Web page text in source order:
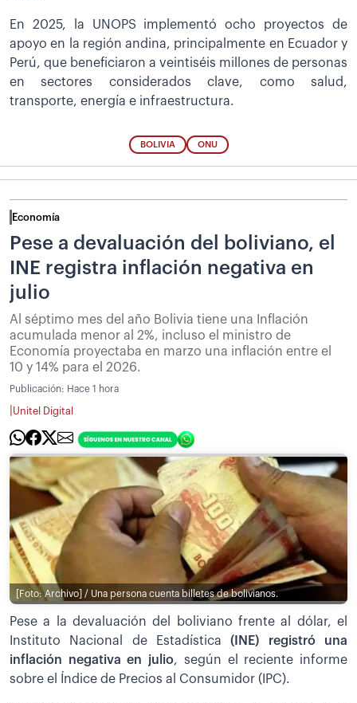
En 2025, la UNOPS implementó ocho proyectos de
apoyo en la región andina, principalmente en Ecuador y
Perú, que beneficiaron a veintiséis millones de personas
en sectores considerados clave, como salud,
transporte, energía e infraestructura.
BOLIVIA ONU
Economía
Pese a devaluación del boliviano, el
INE registra inflación negativa en
julio
Al séptimo mes del año Bolivia tiene una Inflación
acumulada menor al 2%, incluso el ministro de
Economía proyectaba en marzo una inflación entre el
10 y 14% para el 2026.
Publicación: Hace 1 hora
Unitel Digital
[Foto: Archivo] / Una persona cuenta billetes de bolivianos.
Pese a la devaluación del boliviano frente al dólar, el
Instituto Nacional de Estadística(INE) registró una
inflación negativa en julio, según el reciente informe
sobre el Índice de Precios al Consumidor (IPC).